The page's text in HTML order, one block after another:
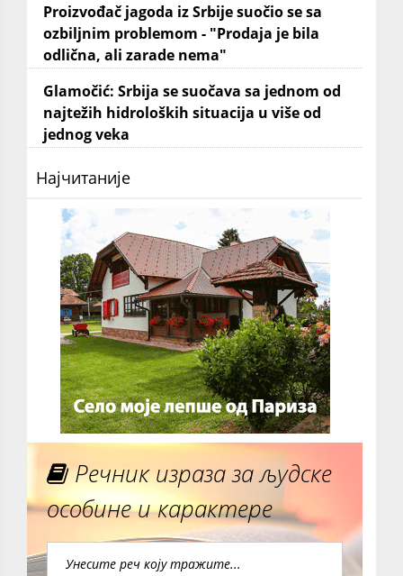
Proizvođač jagoda iz Srbije suočio se sa
ozbiljnim problemom - "Prodaja je bila
odlična, ali zarade nema"
Glamočić: Srbija se suočava sa jednom od
najtežih hidroloških situacija u više od
jednog veka
Најчитаније
Речник израза за људске
особине и карактере